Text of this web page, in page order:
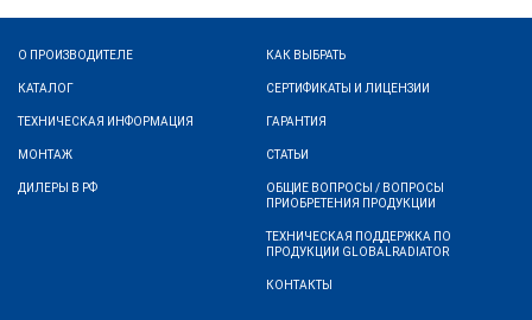
О ПРОИЗВОДИТЕЛЕ
КАТАЛОГ
ТЕХНИЧЕСКАЯ ИНФОРМАЦИЯ
МОНТАЖ
ДИЛЕРЫ В РФ
КАК ВЫБРАТЬ
СЕРТИФИКАТЫ И ЛИЦЕНЗИИ
ГАРАНТИЯ
СТАТЬИ
ОБЩИЕ ВОПРОСЫ / ВОПРОСЫ
ПРИОБРЕТЕНИЯ ПРОДУКЦИИ
ТЕХНИЧЕСКАЯ ПОДДЕРЖКА ПО
ПРОДУКЦИИ GLOBALRADIATOR
КОНТАКТЫ